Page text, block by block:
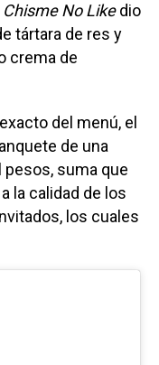
Chisme No Likedio
tártara de res y
crema de
del menú, el
de una
pesos, suma que
la calidad de los
los cuales